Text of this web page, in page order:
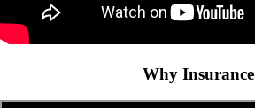
Why Insurance